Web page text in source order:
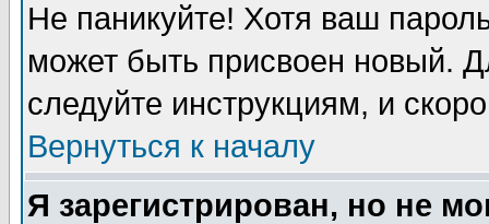
Не паникуйте! Хотя ваш
может быть присвоен новый.
следуйте инструкциям, и
Вернуться к началу
Я зарегистрирован, но не